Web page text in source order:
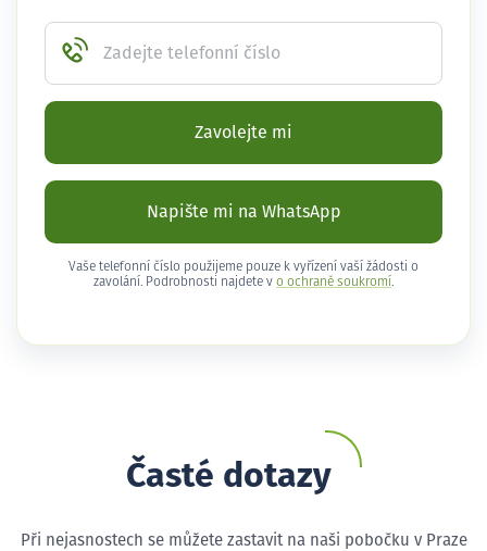
Zadejte telefonní číslo
Zavolejte mi
Napište mi na WhatsApp
Vaše telefonní číslo použijeme pouze k vyřízení vaší žádosti o
zavolání. Podrobnosti najdete v o ochraně soukromí .
Časté dotazy
Při nejasnostech se můžete zastavit na naši pobočku v Praze